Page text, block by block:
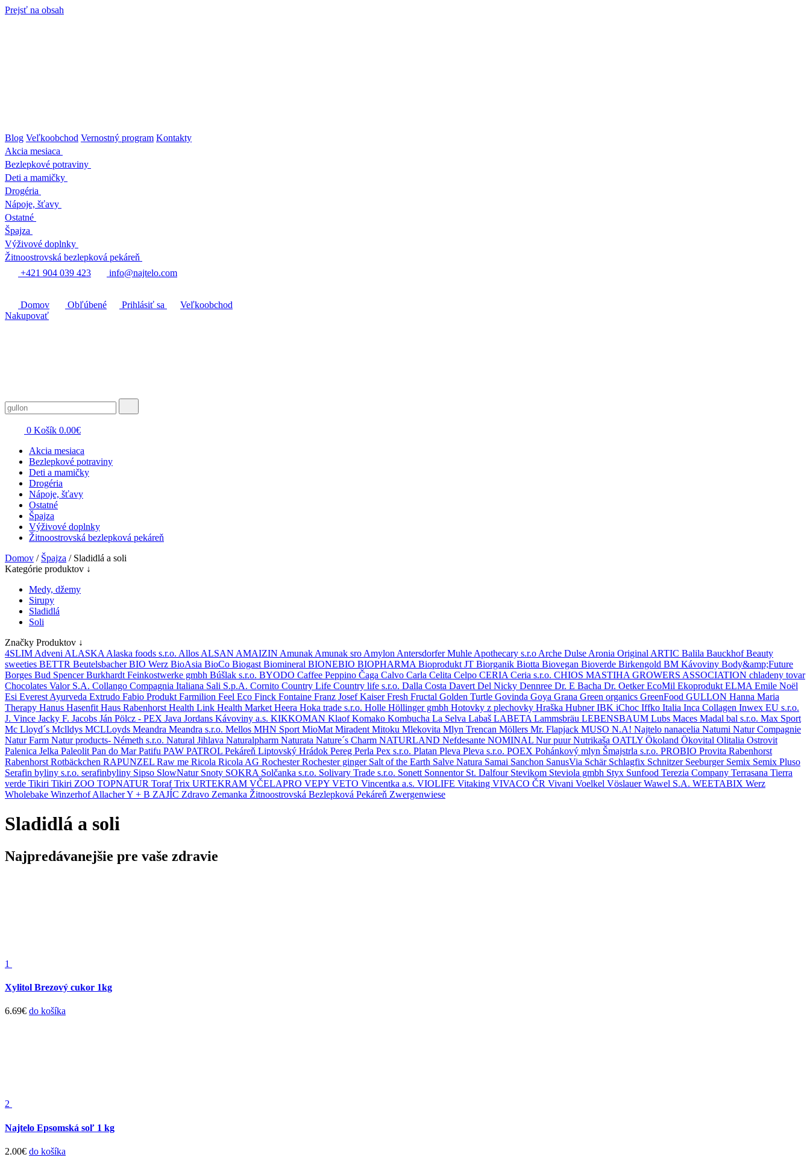
Prejsť na obsah
Blog Veľkoobchod Vernostný program Kontakty
Akcia mesiaca
Bezlepkové potraviny
Deti a mamičky
Drogéria
Nápoje, šťavy
Ostatné
Špajza
Výživové doplnky
Žitnoostrovská bezlepková pekáreň
+421 904 039 423
info@najtelo.com
Domov Obľúbené Prihlásiť sa
Veľkoobchod
Nakupovať
0 Košík 0.00€
Akcia mesiaca
Bezlepkové potraviny
Deti a mamičky
Drogéria
Nápoje, šťavy
Ostatné
Špajza
Výživové doplnky
Žitnoostrovská bezlepková pekáreň
Domov / Špajza / Sladidlá a soli
Kategórie produktov ↓
Medy, džemy
Sirupy
Sladidlá
Soli
Značky Produktov ↓
4SLIM Adveni ALASKA Alaska foods s.r.o. Allos ALSAN AMAIZIN Amunak Amunak sro Amylon Antersdorfer Muhle Apothecary s.r.o Arche Dulse Aronia Original ARTIC Balila BauckhofBeauty
sweeties BETTR BeutelsbacherBIO Werz BioAsia BioCo Biogast Biomineral BIONEBIO BIOPHARMA Bioprodukt JT Biorganik Biotta Biovegan Bioverde Birkengold BM Kávoviny Body&amp;Future
Borges Bud SpencerBurkhardt Feinkostwerke gmbh Búšlak s.r.o. BYODO Caffee Peppino Čaga Calvo Carla Celita Celpo CERIA Ceria s.r.o. CHIOS MASTIHA GROWERS ASSOCIATION chladeny tovar
Chocolates Valor S.A. Collango Compagnia Italiana Sali S.p.A. Cornito Country Life Country life s.r.o. Dalla Costa Davert Del Nicky Dennree Dr. E Bacha Dr. OetkerEcoMil Ekoprodukt ELMA Emile Noël
Esi Everest Ayurveda Extrudo Fabio Produkt Farmilion Feel Eco Finck Fontaine Franz Josef KaiserFresh Fructal Golden Turtle Govinda Goya Grana Green organics GreenFood GULLON Hanna Maria
Therapy Hanus Hasenfit Haus Rabenhorst Health Link Health Market Heera Hoka trade s.r.o. Holle Höllinger gmbh Hotovky z plechovky Hraška HubnerIBK iChoc Iffko Italia Inca Collagen Inwex EU s.r.o.
J. Vince Jacky F. Jacobs Ján Pölcz - PEX Java Jordans Kávoviny a.s. KIKKOMAN KlaofKomako Kombucha La Selva Labaš LABETA Lammsbräu LEBENSBAUM Lubs Maces Madal bal s.r.o. Max Sport
Mc Lloyd´s Mclldys MCLLoyds Meandra Meandra s.r.o. Mellos MHN Sport MioMat Miradent Mitoku Mlekovita Mlyn Trencan Möllers Mr. Flapjack MUSO N.A! Najtelo nanacelia Natumi Natur Compagnie
Natur Farm Natur products- Németh s.r.o. Natural Jihlava Naturalpharm Naturata Nature´s Charm NATURLAND Nefdesante NOMINAL Nur puurNutrikaša OATLY Ökoland Ökovital Olitalia Ostrovit
Palenica Jelka Paleolit Pan do MarPatifu PAW PATROL Pekáreň Liptovský Hrádok Pereg Perla Pex s.r.o. Platan Pleva Pleva s.r.o. POEX Pohánkový mlyn Šmajstrla s.r.o. PROBIO Provita Rabenhorst
Rabenhorst Rotbäckchen RAPUNZEL Raw me Ricola Ricola AG RochesterRochester ginger Salt of the Earth Salve Natura Samai Sanchon SanusVia Schär Schlagfix Schnitzer Seeburger Semix Semix Pluso
Serafin byliny s.r.o. serafinbyliny Sipso SlowNatur Snoty SOKRA Solčanka s.r.o. Solivary Trade s.r.o. Sonett Sonnentor St. Dalfour Stevikom Steviola gmbh Styx Sunfood Terezia Company Terrasana Tierra
verde Tikiri Tikiri ZOO TOPNATUR TorafTrix URTEKRAM VČELAPRO VEPY VETO Vincentka a.s. VIOLIFE Vitaking VIVACO ČR Vivani Voelkel VöslauerWawel S.A. WEETABIX Werz
Wholebake Winzerhof AllacherY + B ZAJÍC Zdravo Zemanka Žitnoostrovská Bezlepková Pekáreň Zwergenwiese
Sladidlá a soli
Najpredávanejšie pre vaše zdravie
1
Xylitol Brezový cukor 1kg
6.69€ do košíka
2
Najtelo Epsomská soľ 1 kg
2.00€ do košíka